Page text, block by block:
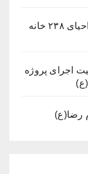
مذاکره شهرداری مشهد با مالکان برای احیای ۲۳۸ خانه
اجرای پروژه